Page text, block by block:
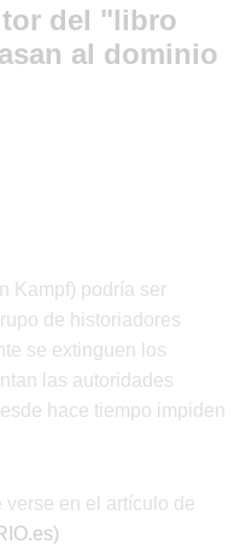
del "libro
al dominio
Kampf) podría ser
de historiadores
se extinguen los
las autoridades
hace tiempo impiden
verse en el artículo de